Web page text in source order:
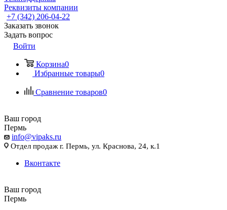
Реквизиты компании
+7 (342) 206-04-22
Заказать звонок
Задать вопрос
Войти
Корзина0
Избранные товары0
Сравнение товаров0
Ваш город
Пермь
info@vipaks.ru
Отдел продаж г. Пермь, ул. Краснова, 24, к.1
Вконтакте
Ваш город
Пермь